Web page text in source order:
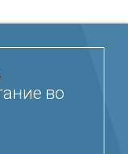
во